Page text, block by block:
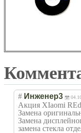
# Инженер3
Акция XIaomi
Замена
Замена
замена стекла